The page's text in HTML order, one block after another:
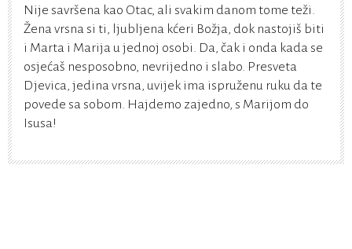
Nije savršena kao Otac, ali svakim danom tome teži.
Žena vrsna si ti, ljubljena kćeri Božja, dok nastojiš biti
i Marta i Marija u jednoj osobi. Da, čak i onda kada se
osjećaš nesposobno, nevrijedno i slabo. Presveta
Djevica, jedina vrsna, uvijek ima ispruženu ruku da te
povede sa sobom. Hajdemo zajedno, s Marijom do
Isusa!